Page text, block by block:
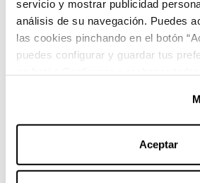
servicio y mostrar publicidad
análisis de su navegación. Puedes
las cookies pinchando en el botón
puedes configurar y guardar tus
información sobre el uso de cookies
nuestraPolítica de Cookies.
Aceptar
Características